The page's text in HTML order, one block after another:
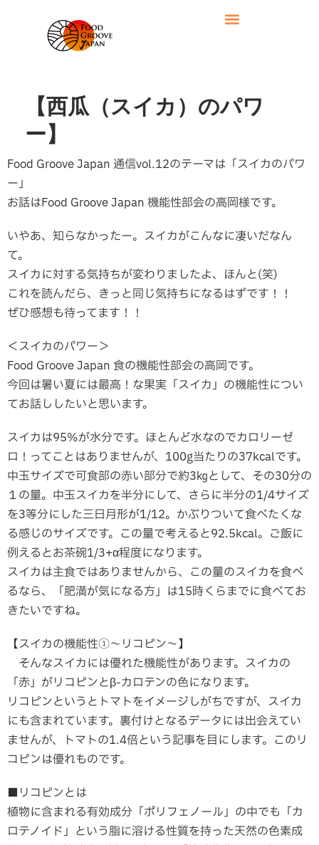
【西瓜（スイカ）のパワ
ー】
Food Groove Japan 通信vol.12のテーマは「スイカのパワ
ー」
お話はFood Groove Japan 機能性部会の高岡様です。
いやあ、知らなかったー。スイカがこんなに凄いだなん
て。
スイカに対する気持ちが変わりましたよ、ほんと(笑)
これを読んだら、きっと同じ気持ちになるはずです！！
ぜひ感想も待ってます！！
＜スイカのパワー＞
Food Groove Japan 食の機能性部会の高岡です。
今回は暑い夏には最高！な果実「スイカ」の機能性につい
てお話ししたいと思います。
スイカは95%が水分です。ほとんど水なのでカロリーゼ
ロ！ってことはありませんが、100g当たりの37kcalです。
中玉サイズで可食部の赤い部分で約3㎏として、その30分の
１の量。中玉スイカを半分にして、さらに半分の1/4サイズ
を3等分にした三日月形が1/12。かぶりついて食べたくな
る感じのサイズです。この量で考えると92.5kcal。ご飯に
例えるとお茶碗1/3+α程度になります。
スイカは主食ではありませんから、この量のスイカを食べ
るなら、「肥満が気になる方」は15時くらまでに食べてお
きたいですね。
【スイカの機能性①～リコピン～】
そんなスイカには優れた機能性があります。スイカの
「赤」がリコピンとβ-カロテンの色になります。
リコピンというとトマトをイメージしがちですが、スイカ
にも含まれています。裏付けとなるデータには出会えてい
ませんが、トマトの1.4倍という記事を目にします。このリ
コピンは優れものです。
■リコピンとは
植物に含まれる有効成分「ポリフェノール」の中でも「カ
ロテノイド」という脂に溶ける性質を持った天然の色素成